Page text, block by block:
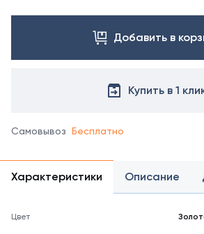
Добавить в
Купить в 1
Самовывоз Бесплатно
Характеристики Описание
Цвет